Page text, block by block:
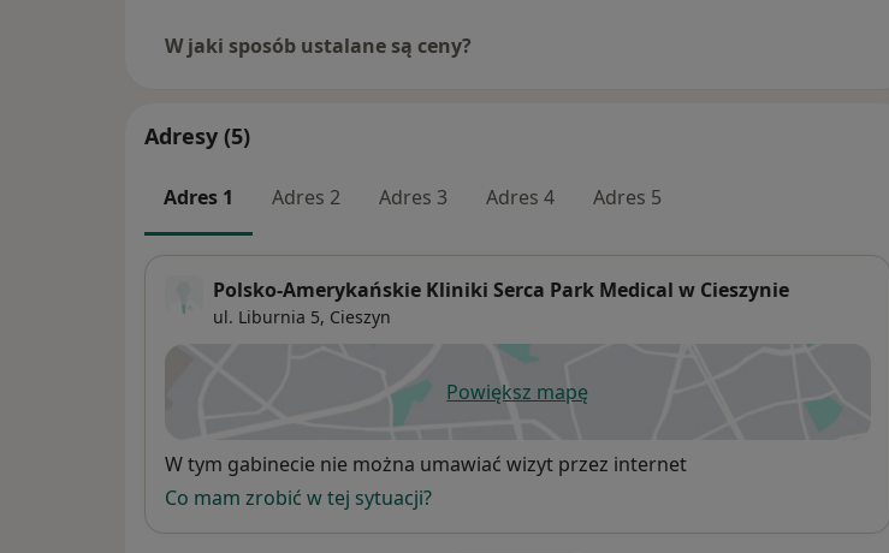
W jaki sposób ustalane są ceny?
Adresy (5)
Adres 1 Adres 2 Adres 3 Adres 4 Adres 5
Polsko-Amerykańskie Kliniki Serca Park Medical w Cieszynie
ul. Liburnia 5, Cieszyn
Powiększ mapęotwiera się w nowej karcie
Dostępność
W tym gabinecie nie można umawiać wizyt przez internet
Co mam zrobić w tej sytuacji?